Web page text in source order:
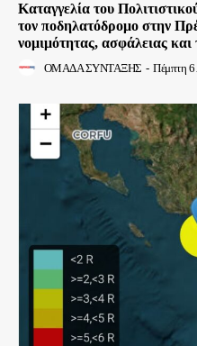
Καταγγελία του
τον ποδηλατόδρομο στην
νομιμότητας, ασφάλειας και
ΟΜΑΔΑ ΣΥΝΤΑΞΗΣ - Πέμπτη 6